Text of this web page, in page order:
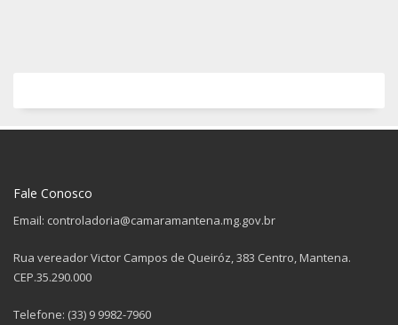
Fale Conosco
Email: controladoria@camaramantena.mg.gov.br
Rua vereador Victor Campos de Queiróz, 383 Centro, Mantena.
CEP.35.290.000
Telefone: (33) 9 9982-7960